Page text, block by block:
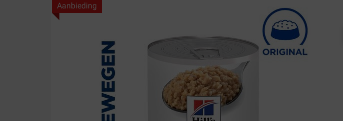
Aanbieding